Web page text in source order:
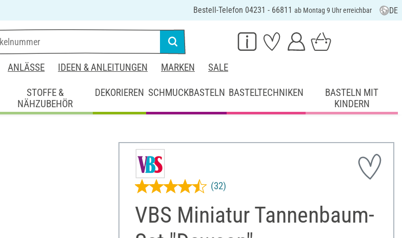
Bestell-Telefon 04231 - 66811 ab Montag 9 Uhr erreichbar DE
ANLÄSSE IDEEN & ANLEITUNGEN MARKEN SALE
STOFFE &
NÄHZUBEHÖR
DEKORIEREN SCHMUCKBASTELN BASTELTECHNIKEN
BASTELN MIT
KINDERN
VBS Miniatur Tannenbaum-
(32)